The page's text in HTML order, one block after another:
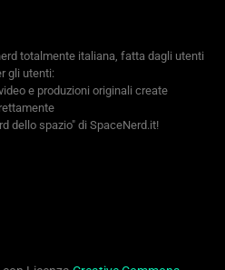
totalmente italiana, fatta dagli utenti
gli utenti:
e produzioni originali create
dello spazio" di SpaceNerd.it!